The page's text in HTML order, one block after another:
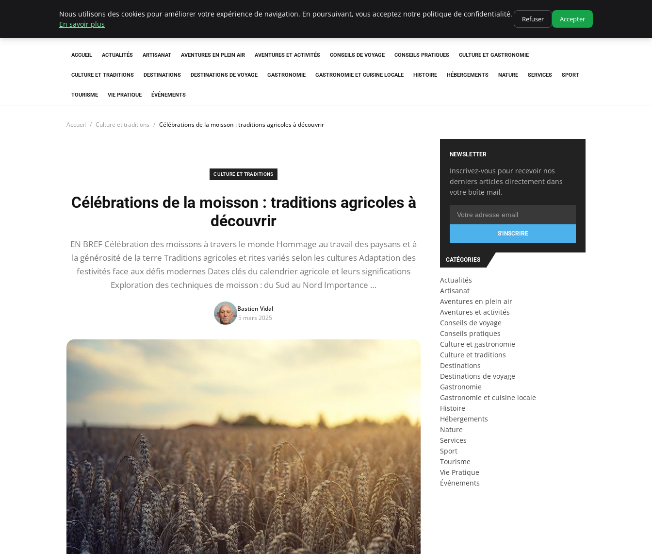
Correze Co
ACCUEIL ACTUALITÉS ARTISANAT AVENTURES EN PLEIN AIR AVENTURES ET ACTIVITÉS CONSEILS DE VOYAGE CONSEILS PRATIQUES CULTURE ET GASTRONOMIE
CULTURE ET TRADITIONS DESTINATIONS DESTINATIONS DE VOYAGE GASTRONOMIE GASTRONOMIE ET CUISINE LOCALE HISTOIRE HÉBERGEMENTS NATURE SERVICES SPORT
TOURISME VIE PRATIQUE ÉVÉNEMENTS
Accueil Culture et traditions Célébrations de la moisson : traditions agricoles à découvrir
CULTURE ET TRADITIONS
Célébrations de la moisson : traditions agricoles à
découvrir
EN BREF Célébration des moissons à travers le monde Hommage au travail des paysans et à
la générosité de la terre Traditions agricoles et rites variés selon les cultures Adaptation des
festivités face aux défis modernes Dates clés du calendrier agricole et leurs significations
Exploration des techniques de moisson : du Sud au Nord Importance …
Bastien Vidal
5 mars 2025
NEWSLETTER
Inscrivez-vous pour recevoir nos
derniers articles directement dans
votre boîte mail.
S'INSCRIRE
CATÉGORIES
Actualités
Artisanat
Aventures en plein air
Aventures et activités
Conseils de voyage
Conseils pratiques
Culture et gastronomie
Culture et traditions
Destinations
Destinations de voyage
Gastronomie
Gastronomie et cuisine locale
Histoire
Hébergements
Nature
Services
Sport
Tourisme
Vie Pratique
Événements
Nous utilisons des cookies pour améliorer votre expérience de navigation. En poursuivant, vous acceptez notre politique de confidentialité.
En savoir plus
Refuser Accepter